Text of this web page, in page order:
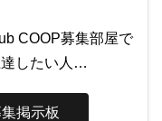
COOP募集部屋で
したい人…
掲示板